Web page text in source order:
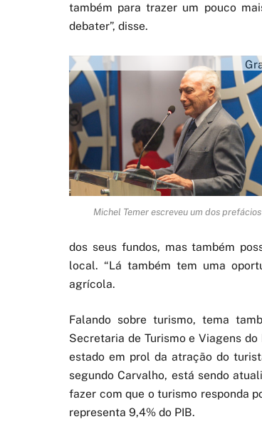
também para trazer um pouco
debater”, disse.
Michel Temer escreveu um dos
dos seus fundos, mas também
local. “Lá também tem uma
agrícola.
Falando sobre turismo, tema
Secretaria de Turismo e Viagens
estado em prol da atração do
segundo Carvalho, está sendo
fazer com que o turismo responda
representa 9,4% do PIB.